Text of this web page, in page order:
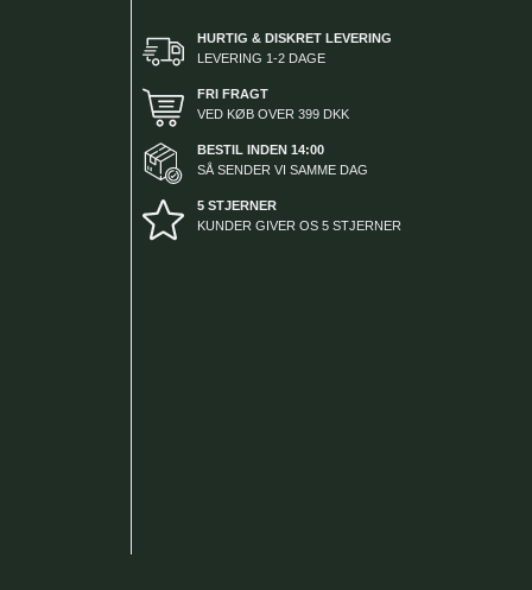
HURTIG & DISKRET LEVERING
LEVERING 1-2 DAGE
FRI FRAGT
VED KØB OVER 399 DKK
BESTIL INDEN 14:00
SÅ SENDER VI SAMME DAG
5 STJERNER
KUNDER GIVER OS 5 STJERNER